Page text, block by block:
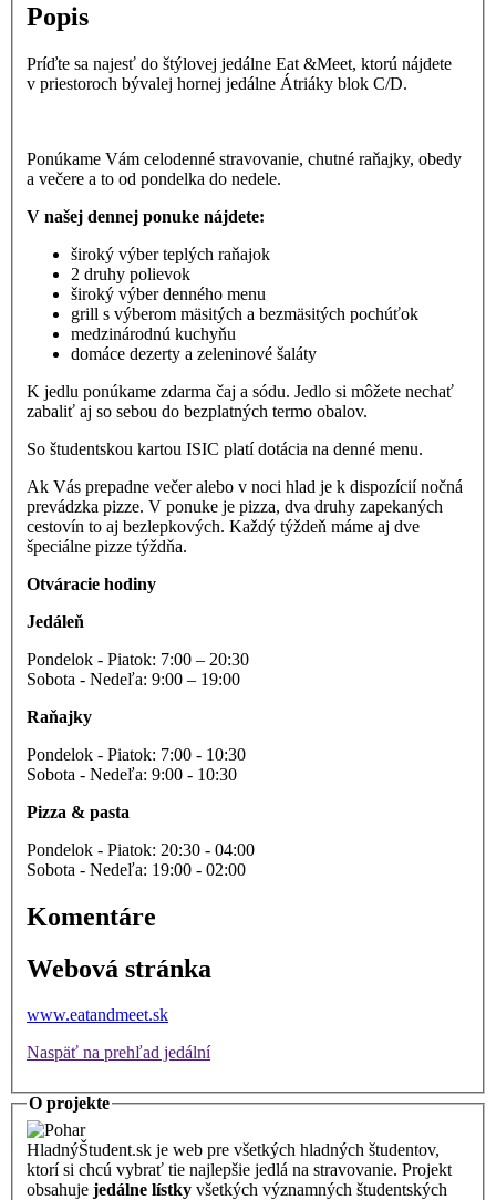
Popis
Príďte sa najesť do štýlovej jedálne Eat &Meet, ktorú nájdete
v priestoroch bývalej hornej jedálne Átriáky blok C/D.
Ponúkame Vám celodenné stravovanie, chutné raňajky, obedy
a večere a to od pondelka do nedele.
V našej dennej ponuke nájdete:
široký výber teplých raňajok
2 druhy polievok
široký výber denného menu
grill s výberom mäsitých a bezmäsitých pochúťok
medzinárodnú kuchyňu
domáce dezerty a zeleninové šaláty
K jedlu ponúkame zdarma čaj a sódu. Jedlo si môžete nechať
zabaliť aj so sebou do bezplatných termo obalov.
So študentskou kartou ISIC platí dotácia na denné menu.
Ak Vás prepadne večer alebo v noci hlad je k dispozícií nočná
prevádzka pizze. V ponuke je pizza, dva druhy zapekaných
cestovín to aj bezlepkových. Každý týždeň máme aj dve
špeciálne pizze týždňa.
Otváracie hodiny
Jedáleň
Pondelok - Piatok: 7:00 – 20:30
Sobota - Nedeľa: 9:00 – 19:00
Raňajky
Pondelok - Piatok: 7:00 - 10:30
Sobota - Nedeľa: 9:00 - 10:30
Pizza & pasta
Pondelok - Piatok: 20:30 - 04:00
Sobota - Nedeľa: 19:00 - 02:00
Komentáre
Webová stránka
www.eatandmeet.sk
Naspäť na prehľad jedální
O projekte
HladnýŠtudent.sk je web pre všetkých hladných študentov,
ktorí si chcú vybrať tie najlepšie jedlá na stravovanie. Projekt
obsahuje jedálne lístky všetkých významných študentských